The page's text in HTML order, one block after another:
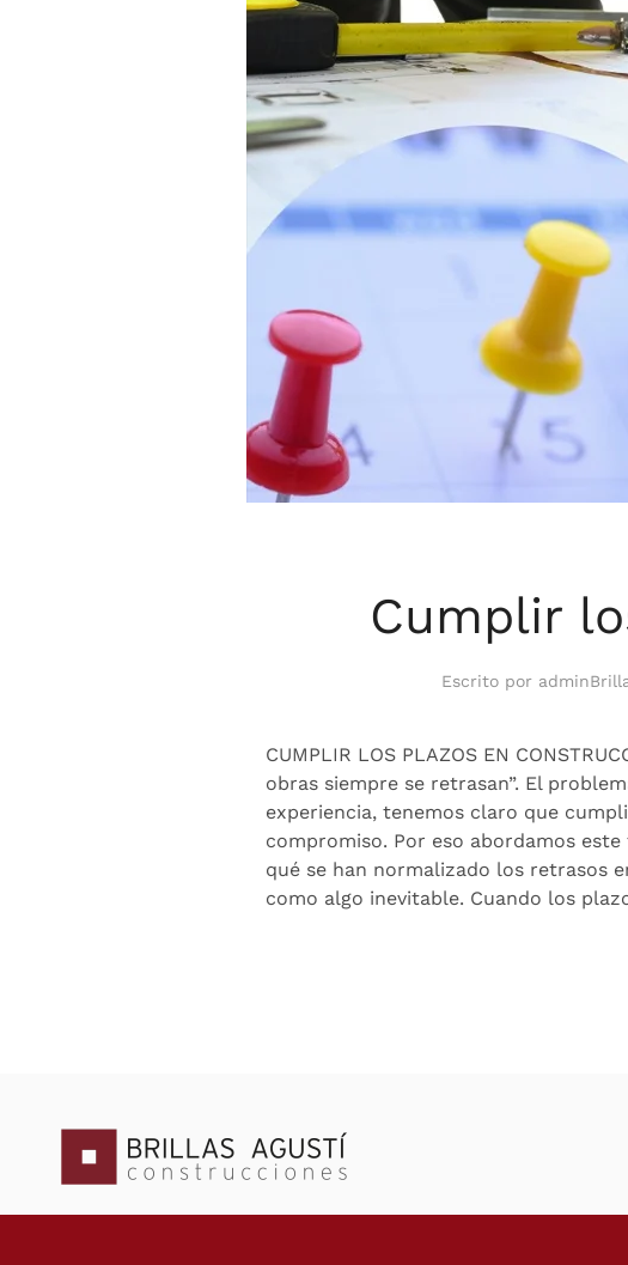
Cumplir
Escrito por
CUMPLIR LOS PLAZOS EN
obras siempre se retrasan”. El
experiencia, tenemos claro que
compromiso. Por eso abordamos
qué se han normalizado los retrasos
como algo inevitable. Cuando los